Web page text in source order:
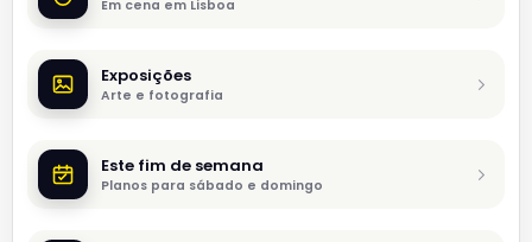
Em cena em Lisboa
Exposições
Arte e fotografia
Este fim de semana
Planos para sábado e domingo